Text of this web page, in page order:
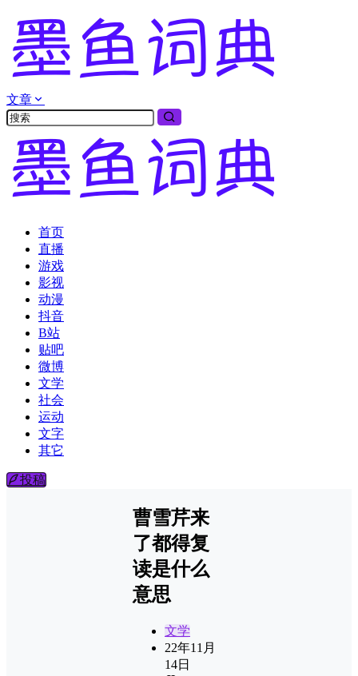
文章
首页
直播
游戏
影视
动漫
抖音
B站
贴吧
微博
文学
社会
运动
文字
其它
投稿
曹雪芹来
了都得复
读是什么
意思
文学
22年11月
14日